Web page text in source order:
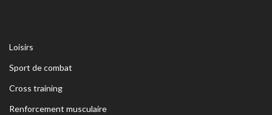
Loisirs
Sport de combat
Cross training
Renforcement musculaire